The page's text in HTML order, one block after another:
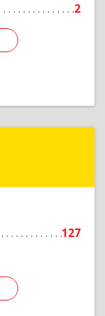
2
127
Подробнее